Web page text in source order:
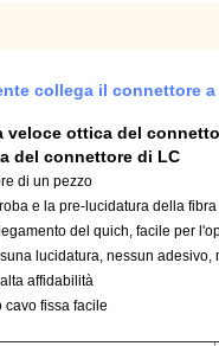
collega il connettore
ottica del
del connettore di LC
di un pezzo
e la pre-lucidatura della fibra
del quich, facile per
lucidatura, nessun adesivo,
affidabilità
fissa facile